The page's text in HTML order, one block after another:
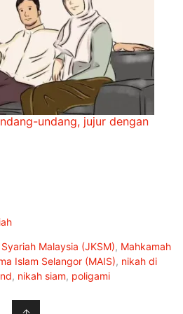
undang, jujur dengan
Malaysia (JKSM), Mahkamah
Islam Selangor (MAIS), nikah di
, nikah siam, poligami